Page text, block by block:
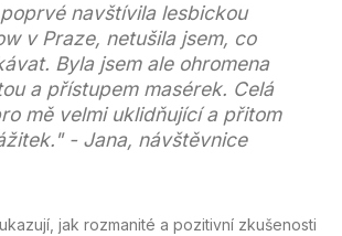
navštívila lesbickou
v Praze, netušila jsem, co
Byla jsem ale ohromena
a přístupem masérek. Celá
mě velmi uklidňující a přitom
- Jana, návštěvnice
jak rozmanité a pozitivní zkušenosti